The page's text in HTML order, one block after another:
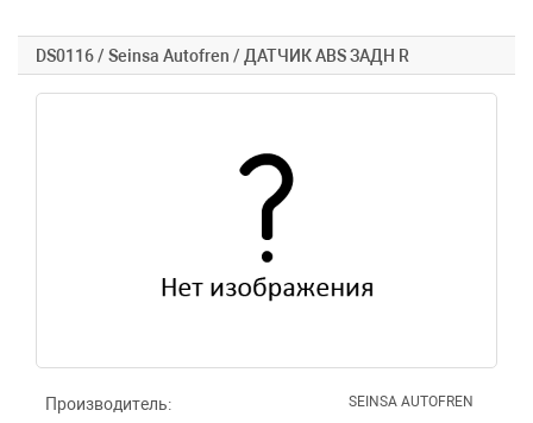
DS0116 / Seinsa Autofren / ДАТЧИК ABS ЗАДН R
Производитель: SEINSA AUTOFREN